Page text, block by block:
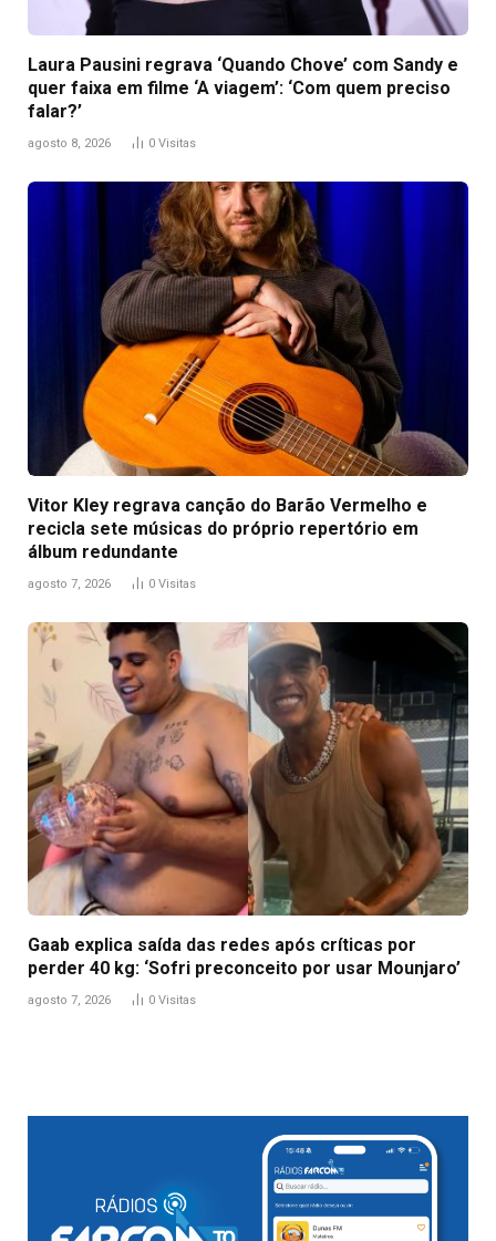
Laura Pausini regrava ‘Quando Chove’ com Sandy e
quer faixa em filme ‘A viagem’: ‘Com quem preciso
falar?’
agosto 8, 2026 0 Visitas
Vitor Kley regrava canção do Barão Vermelho e
recicla sete músicas do próprio repertório em
álbum redundante
agosto 7, 2026 0 Visitas
Gaab explica saída das redes após críticas por
perder 40 kg: ‘Sofri preconceito por usar Mounjaro’
agosto 7, 2026 0 Visitas